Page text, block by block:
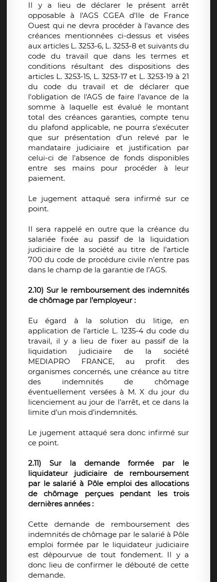
Il y a lieu de déclarer le présent arrêt
opposable à l'AGS CGEA d'Ile de France
Ouest qui ne devra procéder à l'avance des
créances mentionnées ci-dessus et visées
aux articles L. 3253-6, L. 3253-8 et suivants du
code du travail que dans les termes et
conditions résultant des dispositions des
articles L. 3253-15, L. 3253-17 et L. 3253-19 à 21
du code du travail et de déclarer que
l'obligation de l'AGS de faire l'avance de la
somme à laquelle est évalué le montant
total des créances garanties, compte tenu
du plafond applicable, ne pourra s'exécuter
que sur présentation d'un relevé par le
mandataire judiciaire et justification par
celui-ci de l'absence de fonds disponibles
entre ses mains pour procéder à leur
paiement.
Le jugement attaqué sera infirmé sur ce
point.
Il sera rappelé en outre que la créance du
salariée fixée au passif de la liquidation
judiciaire de la société au titre de l’article
700 du code de procédure civile n’entre pas
dans le champ de la garantie de l’AGS.
2.10) Sur le remboursement des indemnités
de chômage par l’employeur :
Eu égard à la solution du litige, en
application de l’article L. 1235-4 du code du
travail, il y a lieu de fixer au passif de la
liquidation judiciaire de la société
MEDIAPRO FRANCE, au profit des
organismes concernés, une créance au titre
des indemnités de chômage
éventuellement versées à M. X du jour du
licenciement au jour de l’arrêt, et ce dans la
limite d’un mois d’indemnités.
Le jugement attaqué sera donc infirmé sur
ce point.
2.11) Sur la demande formée par le
liquidateur judiciaire de remboursement
par le salarié à Pôle emploi des allocations
de chômage perçues pendant les trois
dernières années :
Cette demande de remboursement des
indemnités de chômage par le salarié à Pôle
emploi formée par le liquidateur judiciaire
est dépourvue de tout fondement. Il y a
donc lieu de confirmer le débouté de cette
demande.